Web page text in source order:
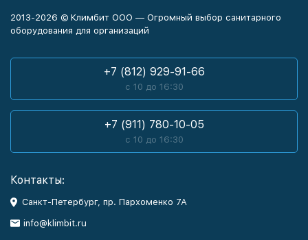
2013-2026 © Климбит ООО — Огромный выбор санитарного
оборудования для организаций
+7 (812) 929-91-66
с 10 до 16:30
+7 (911) 780-10-05
с 10 до 16:30
Контакты:
Санкт-Петербург, пр. Пархоменко 7А
info@klimbit.ru